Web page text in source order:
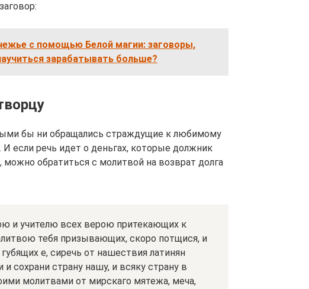
с помощью Белой магии: заговоры,
зарабатывать больше?
бы ни обращались страждущие к любимому
если речь идет о деньгах, которые должник
можно обратиться с молитвой на возврат долга
и учителю всех верою притекающих к
тебя призывающих, скоро потщися, и
е, сиречь от нашествия латинян
сохрани страну нашу, и всяку страну в
молитвами от мирскаго мятежа, меча,